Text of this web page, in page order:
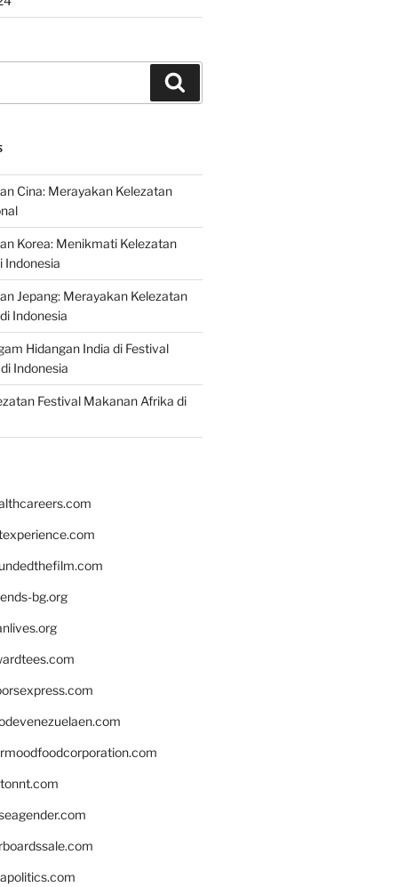
Cina: Merayakan Kelezatan
Korea: Menikmati Kelezatan
Indonesia
Jepang: Merayakan Kelezatan
Indonesia
Hidangan India di Festival
Indonesia
Festival Makanan Afrika di
bg.org